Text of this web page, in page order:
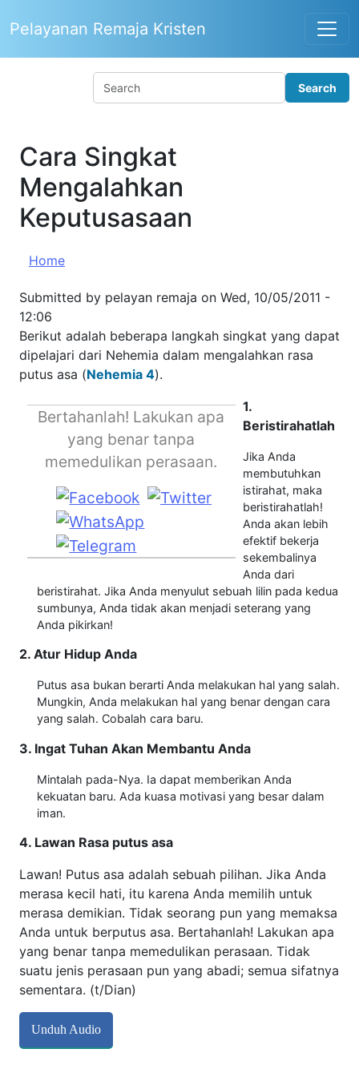
Pelayanan Remaja Kristen
Cara Singkat
Mengalahkan
Keputusasaan
Home
Submitted by pelayan remaja on Wed, 10/05/2011 -
12:06
Berikut adalah beberapa langkah singkat yang dapat
dipelajari dari Nehemia dalam mengalahkan rasa
putus asa (Nehemia 4).
Bertahanlah! Lakukan apa
yang benar tanpa
memedulikan perasaan.
1.
Beristirahatlah
Jika Anda
membutuhkan
istirahat, maka
beristirahatlah!
Anda akan lebih
efektif bekerja
sekembalinya
Anda dari
beristirahat. Jika Anda menyulut sebuah lilin pada kedua
sumbunya, Anda tidak akan menjadi seterang yang
Anda pikirkan!
2. Atur Hidup Anda
Putus asa bukan berarti Anda melakukan hal yang salah.
Mungkin, Anda melakukan hal yang benar dengan cara
yang salah. Cobalah cara baru.
3. Ingat Tuhan Akan Membantu Anda
Mintalah pada-Nya. Ia dapat memberikan Anda
kekuatan baru. Ada kuasa motivasi yang besar dalam
iman.
4. Lawan Rasa putus asa
Lawan! Putus asa adalah sebuah pilihan. Jika Anda
merasa kecil hati, itu karena Anda memilih untuk
merasa demikian. Tidak seorang pun yang memaksa
Anda untuk berputus asa. Bertahanlah! Lakukan apa
yang benar tanpa memedulikan perasaan. Tidak
suatu jenis perasaan pun yang abadi; semua sifatnya
sementara. (t/Dian)
Unduh Audio